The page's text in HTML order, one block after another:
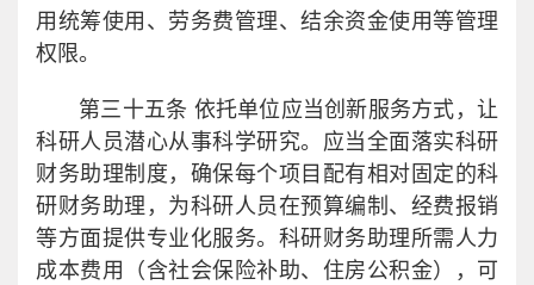
用统筹使用、劳务费管理、结余资金使用等管理
权限。
第三十五条 依托单位应当创新服务方式，让
科研人员潜心从事科学研究。应当全面落实科研
财务助理制度，确保每个项目配有相对固定的科
研财务助理，为科研人员在预算编制、经费报销
等方面提供专业化服务。科研财务助理所需人力
成本费用（含社会保险补助、住房公积金），可